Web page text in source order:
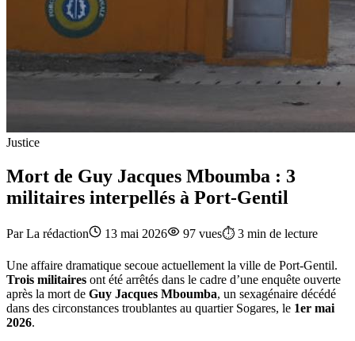
Justice
Mort de Guy Jacques Mboumba : 3
militaires interpellés à Port-Gentil
ParLa rédaction 13 mai 2026 97 vues⏱️ 3 min de lecture
Une affaire dramatique secoue actuellement la ville de Port-Gentil.
Trois militaires ont été arrêtés dans le cadre d’une enquête ouverte
après la mort de Guy Jacques Mboumba, un sexagénaire décédé
dans des circonstances troublantes au quartier Sogares, le 1er mai
2026.